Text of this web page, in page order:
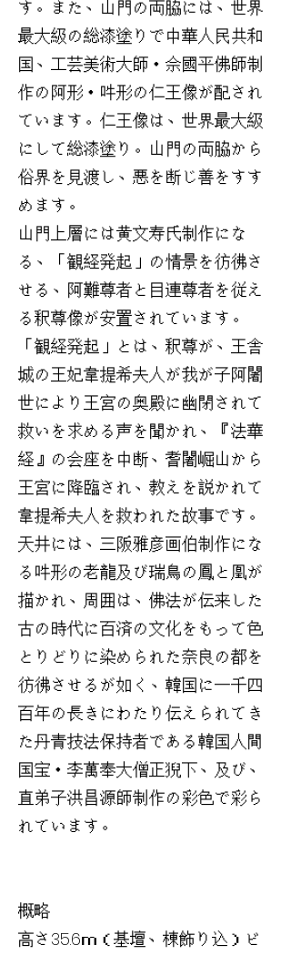
す。また、山門の両脇には、世界
最大級の総漆塗りで中華人民共和
国、工芸美術大師・佘國平佛師制
作の阿形・吽形の仁王像が配され
ています。仁王像は、世界最大級
にして総漆塗り。山門の両脇から
俗界を見渡し、悪を断じ善をすす
めます。
山門上層には黄文寿氏制作にな
る、「観経発起」の情景を彷彿さ
せる、阿難尊者と目連尊者を従え
る釈尊像が安置されています。
「観経発起」とは、釈尊が、王舎
城の王妃韋提希夫人が我が子阿闍
世により王宮の奥殿に幽閉されて
救いを求める声を聞かれ、『法華
経』の会座を中断、耆闍崛山から
王宮に降臨され、教えを説かれて
韋提希夫人を救われた故事です。
天井には、三阪雅彦画伯制作にな
る吽形の老龍及び瑞鳥の鳳と凰が
描かれ、周囲は、佛法が伝来した
古の時代に百済の文化をもって色
とりどりに染められた奈良の都を
彷彿させるが如く、韓国に一千四
百年の長きにわたり伝えられてき
た丹青技法保持者である韓国人間
国宝・李萬奉大僧正猊下、及び、
直弟子洪昌源師制作の彩色で彩ら
れています。
概略
高さ35.6ｍ（基壇、棟飾り込）ビ